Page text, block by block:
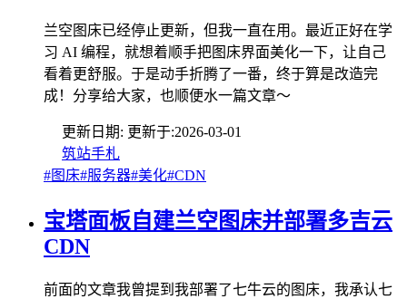
兰空图床已经停止更新，但我一直在用。最近正好在学
习 AI 编程，就想着顺手把图床界面美化一下，让自己
看着更舒服。于是动手折腾了一番，终于算是改造完
成！分享给大家，也顺便水一篇文章～
更新日期: 更新于:2026-03-01
筑站手札
#图床#服务器#美化#CDN
宝塔面板自建兰空图床并部署多吉云
CDN
前面的文章我曾提到我部署了七牛云的图床，我承认七